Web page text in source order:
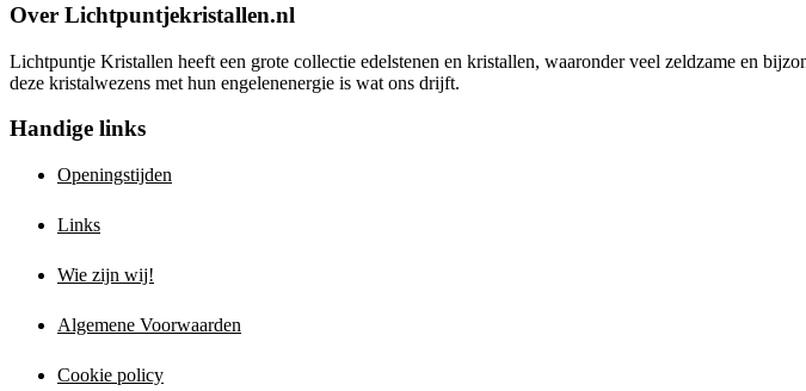
Over Lichtpuntjekristallen.nl
Lichtpuntje Kristallen heeft een grote collectie edelstenen en kristallen, waaronder veel zeldzame en
deze kristalwezens met hun engelenenergie is wat ons drijft.
Handige links
Openingstijden
Links
Wie zijn wij!
Algemene Voorwaarden
Cookie policy